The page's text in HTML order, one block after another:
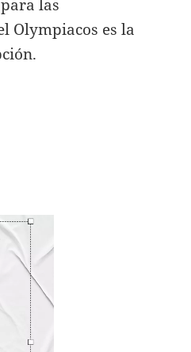
las
Olympiacos es la